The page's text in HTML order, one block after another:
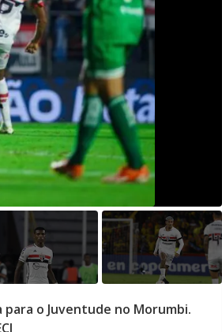
o Juventude no Morumbi.